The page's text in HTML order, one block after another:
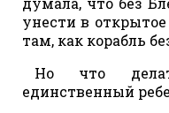
унести в
там, как корабль
Но что
единственный